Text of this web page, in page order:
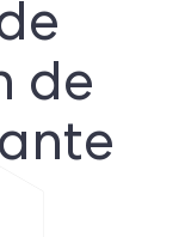
de